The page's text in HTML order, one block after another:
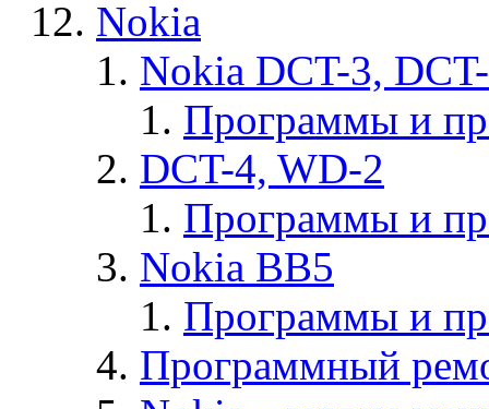
Nokia
Nokia DCT-3,
Программы и
DCT-4, WD-2
Программы и
Nokia BB5
Программы и
Программный